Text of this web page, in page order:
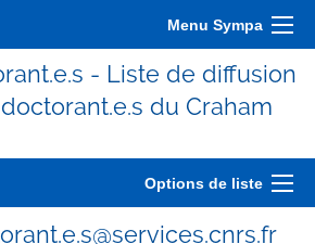
Menu Sympa
- Liste de diffusion
du Craham
Options de liste